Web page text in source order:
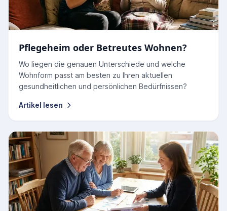
Pflegeheim oder Betreutes Wohnen?
Wo liegen die genauen Unterschiede und welche
Wohnform passt am besten zu Ihren aktuellen
gesundheitlichen und persönlichen Bedürfnissen?
Artikel lesen